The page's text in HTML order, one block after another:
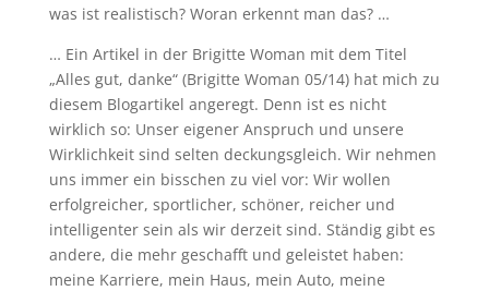
was ist realistisch? Woran erkennt man das? …
… Ein Artikel in der Brigitte Woman mit dem Titel
„Alles gut, danke“ (Brigitte Woman 05/14) hat mich zu
diesem Blogartikel angeregt. Denn ist es nicht
wirklich so: Unser eigener Anspruch und unsere
Wirklichkeit sind selten deckungsgleich. Wir nehmen
uns immer ein bisschen zu viel vor: Wir wollen
erfolgreicher, sportlicher, schöner, reicher und
intelligenter sein als wir derzeit sind. Ständig gibt es
andere, die mehr geschafft und geleistet haben:
meine Karriere, mein Haus, mein Auto, meine